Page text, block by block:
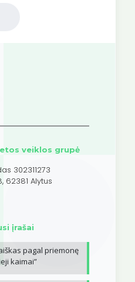
veiklos grupė
302311273
62381 Alytus
įrašai
pagal priemonę
kaimai”